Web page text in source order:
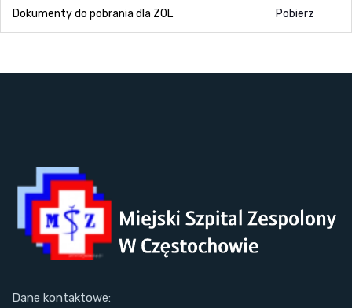
Dokumenty do pobrania dla ZOL Pobierz
Dane kontaktowe: